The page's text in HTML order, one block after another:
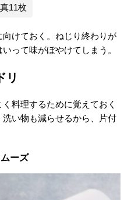
11枚
けておく。ねじり終わりが
って味がぼやけてしまう。
リ
料理するために覚えておく
い物も減らせるから、片付
ーズ